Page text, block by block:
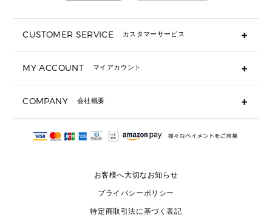
▶ 小物すべて
定期ケース・カードケース・名刺入れ
サンダル
スニーカー
▶ ウェア
CUSTOMER SERVICE カスタマーサービス
ギフト用にラッピングができますか？
ショッピングバッグを購入商品分送ってもらえますか？
注文後に完了メールが受信できないのですが？
サイズ交換はできますか？
MY ACCOUNT マイアカウント
COMPANY 会社概要
会社概要
お客様へ大切なお知らせ
プライバシーポリシー
特定商取引法に基づく表記